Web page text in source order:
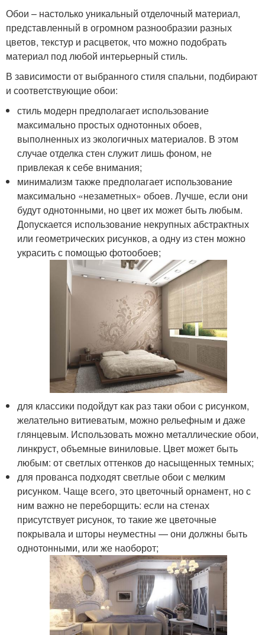
Обои – настолько уникальный отделочный материал,
представленный в огромном разнообразии разных
цветов, текстур и расцветок, что можно подобрать
материал под любой интерьерный стиль.
В зависимости от выбранного стиля спальни, подбирают
и соответствующие обои:
стиль модерн предполагает использование
максимально простых однотонных обоев,
выполненных из экологичных материалов. В этом
случае отделка стен служит лишь фоном, не
привлекая к себе внимания;
минимализм также предполагает использование
максимально «незаметных» обоев. Лучше, если они
будут однотонными, но цвет их может быть любым.
Допускается использование некрупных абстрактных
или геометрических рисунков, а одну из стен можно
украсить с помощью фотообоев;
для классики подойдут как раз таки обои с рисунком,
желательно витиеватым, можно рельефным и даже
глянцевым. Использовать можно металлические обои,
линкруст, объемные виниловые. Цвет может быть
любым: от светлых оттенков до насыщенных темных;
для прованса подходят светлые обои с мелким
рисунком. Чаще всего, это цветочный орнамент, но с
ним важно не переборщить: если на стенах
присутствует рисунок, то такие же цветочные
покрывала и шторы неуместны — они должны быть
однотонными, или же наоборот;